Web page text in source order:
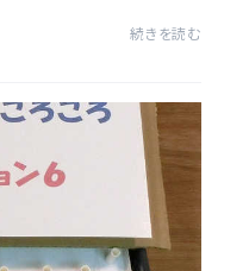
続きを読む